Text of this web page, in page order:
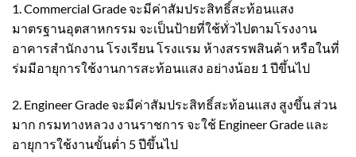
1. Commercial Grade จะมีค่าสัมประสิทธิ์สะท้อนแสง
มาตรฐานอุตสาหกรรม จะเป็นป้ายที่ใช้ทั่วไปตามโรงงาน
อาคารสำนักงาน โรงเรียน โรงแรม ห้างสรรพสินค้า หรือในที่
ร่มมีอายุการใช้งานการสะท้อนแสง อย่างน้อย 1 ปีขึ้นไป
2. Engineer Grade จะมีค่าสัมประสิทธิ์สะท้อนแสง สูงขึ้น ส่วน
มาก กรมทางหลวง งานราชการ จะใช้ Engineer Grade และ
อายุการใช้งานขั้นต่ำ 5 ปีขึ้นไป